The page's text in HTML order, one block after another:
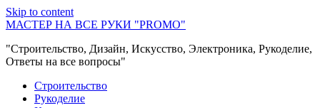
Skip to content
МАСТЕР НА ВСЕ РУКИ "PROMO"
"Строительство, Дизайн, Искусство, Электроника, Рукоделие,
Ответы на все вопросы"
Строительство
Рукоделие